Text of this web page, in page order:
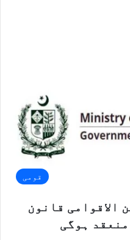
قومی
الاقوامی قانون
ہوگی